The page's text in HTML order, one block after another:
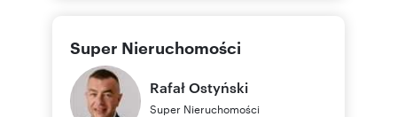
Super Nieruchomości
RafałOstyński
Super Nieruchomości